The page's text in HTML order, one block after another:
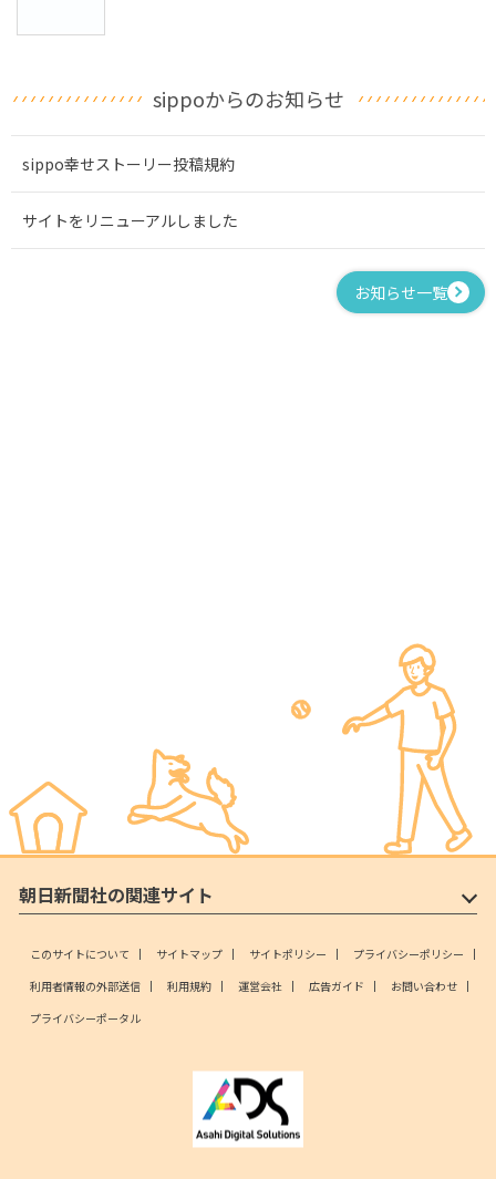
sippoからのお知らせ
sippo幸せストーリー投稿規約
サイトをリニューアルしました
お知らせ一覧
朝日新聞社の関連サイト
このサイトについて サイトマップ サイトポリシー
プライバシーポリシー
利用者情報の外部送信
利用規約 運営会社 広告ガイド
お問い合わせ
プライバシーポータル